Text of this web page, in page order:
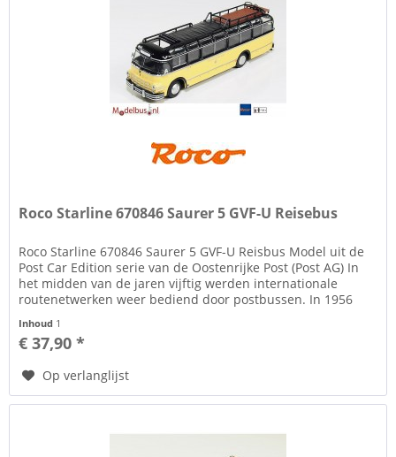
Roco Starline 670846 Saurer 5 GVF-U Reisebus
Roco Starline 670846 Saurer 5 GVF-U Reisbus Model uit de
Post Car Edition serie van de Oostenrijke Post (Post AG) In
het midden van de jaren vijftig werden internationale
routenetwerken weer bediend door postbussen. In 1956
Inhoud 1
€ 37,90 *
Op verlanglijst